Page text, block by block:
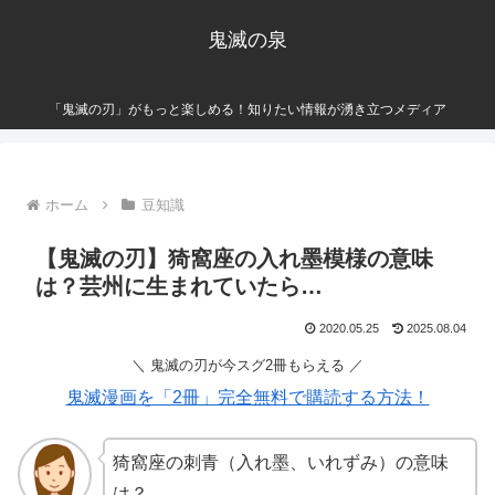
鬼滅の泉
「鬼滅の刃」がもっと楽しめる！知りたい情報が湧き立つメディア
ホーム 豆知識
【鬼滅の刃】猗窩座の入れ墨模様の意味
は？芸州に生まれていたら…
2020.05.25 2025.08.04
＼ 鬼滅の刃が今スグ2冊もらえる ／
鬼滅漫画を「2冊」完全無料で購読する方法！
猗窩座の刺青（入れ墨、いれずみ）の意味